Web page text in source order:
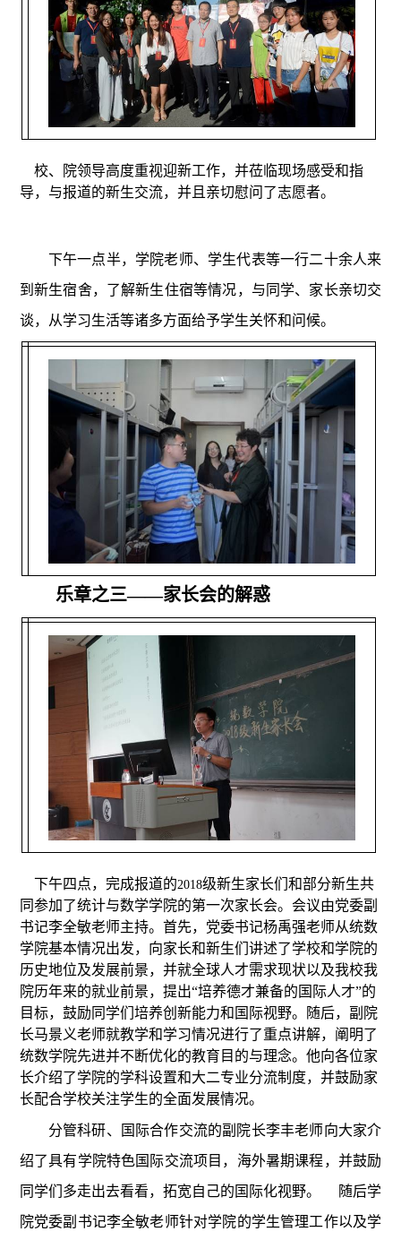
校、院领导高度重视迎新工作，并莅临现场感受和指
导，与报道的新生交流，并且亲切慰问了志愿者。
下午一点半，学院老师、学生代表等一行二十余人来
到新生宿舍，了解新生住宿等情况，与同学、家长亲切交
谈，从学习生活等诸多方面给予学生关怀和问候。
乐章之三——家长会的解惑
下午四点，完成报道的2018级新生家长们和部分新生共
同参加了统计与数学学院的第一次家长会。会议由党委副
书记李全敏老师主持。首先，党委书记杨禹强老师从统数
学院基本情况出发，向家长和新生们讲述了学校和学院的
历史地位及发展前景，并就全球人才需求现状以及我校我
院历年来的就业前景，提出“培养德才兼备的国际人才”的
目标，鼓励同学们培养创新能力和国际视野。随后，副院
长马景义老师就教学和学习情况进行了重点讲解，阐明了
统数学院先进并不断优化的教育目的与理念。他向各位家
长介绍了学院的学科设置和大二专业分流制度，并鼓励家
长配合学校关注学生的全面发展情况。
分管科研、国际合作交流的副院长李丰老师向大家介
绍了具有学院特色国际交流项目，海外暑期课程，并鼓励
同学们多走出去看看，拓宽自己的国际化视野。
随后学
院党委副书记李全敏老师针对学院的学生管理工作以及学